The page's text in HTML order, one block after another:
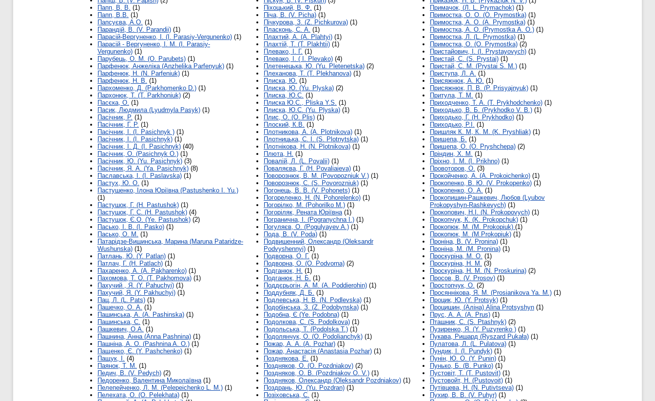
Папп, В. В. (1)
Папп, В.В. (1)
Папсуєва, А.О. (1)
Парандій, В. (V. Parandii) (1)
Парасій-Вергуненко, І. (I. Parasiy-Vergunenko) (1)
Парасій - Вергуненко, І. М. (I. Parasiy-
Vergunenko) (1)
Парубець, О. М. (O. Parubets) (1)
Парфенюк, Анжеліка (Anzhelika Parfenyuk) (1)
Парфенюк, Н. (N. Parfeniuk) (1)
Парфенюк, Н. В. (1)
Пархоменко, Д. (Parkhomenko D.) (1)
Пархонюк, Т. (T. Parkhoniuk) (2)
Пасєка, О. (1)
Пасик, Людмила (Lyudmyla Pasyk) (1)
Пасічник, P. (1)
Пасічник, Г. Р. (1)
Пасічник, І. (I. Pasichnyk ) (1)
Пасічник, І. (I. Pasichnyk) (1)
Пасічник, І. Д. (I. Pasichnyk) (40)
Пасічник, О. (Pasichnyk O.) (1)
Пасічник, Ю. (Yu. Pasichnyk) (3)
Пасічник, Я. А. (Ya. Pasichnyk) (8)
Паславська, І. (I. Paslavska) (1)
Пастух, Ю. О. (1)
Пастушенко, Ілона Юріївна (Pastushenko I. Yu.)
(1)
Пастушок, Г. (H. Pastushok) (1)
Пастушок, Г. С. (H. Pastushok) (4)
Пастушок, Є.О. (Ye. Pastushok) (2)
Пасько, І. В. (І. Pasko) (1)
Пасько, О. М. (1)
Патарідзе-Вишинська, Марина (Maruna Pataridze-
Wushunska) (1)
Патлань, Ю. (Y. Patlan) (1)
Патлач, Г. (H. Patlach) (1)
Пахаренко, А. (A. Pakharenko) (1)
Пахомова, Т. О. (T. Pakhomova) (1)
Пахучий , Я. (Y. Pahuchyi) (1)
Пахучий, Я. (Y. Pakhuchyi) (1)
Пац, Л. (L. Pats) (1)
Пашечко, О. А. (1)
Пашинська, А. (A. Pashinska) (1)
Пашинська, С. (1)
Пашкевич, О.А. (1)
Пашнина, Анна (Anna Pashnina) (1)
Пашніна, А. О. (Pashnina A. O.) (1)
Пащенко, Є. (Y. Pashchenko) (1)
Пащук, І. (4)
Паянок, Т. М. (1)
Педич, В. (V. Pedych) (2)
Педоренко, Валентина Миколаївна(1)
Пелепейченко, Л. M. (Pelepeichenko L. M.) (1)
Пелехата, О. (O. Pelekhata) (1)
Піхоцький, В. Ф. (1)
Піча, В. (V. Picha) (1)
Пічкурова, З. (Z. Pichkurova) (1)
Пласконь, С. А. (1)
Плахтий, A. (A. Plahtyi) (1)
Плахтій, Т. (T. Plakhtii) (1)
Плевако, І. Г. (1)
Плевако, І. ( І. Plevako) (4)
Плетенецька, Ю. (Yu. Pletenetska) (2)
Плеханова, T. (T. Plekhanova) (1)
Плиска, Ю. (1)
Плиска, Ю. (Yu. Plyska) (2)
Плиска, Ю.С. (1)
Плиска Ю.С., Pliska Y.S. (1)
Плиска, Ю.С. (Yu. Plyska) (1)
Плис, О. (O. Plis) (1)
Плоский, К.В. (1)
Плотникова, А. (A. Plotnikova) (1)
Плотницька, С. І. (S. Plotnytska) (1)
Плотнікова, Н. (N. Plotnikova) (1)
Плюта, Н. (1)
Повалій, Л. (L. Povalii) (1)
Поваляєва, Г. (H. Povaliaieva) (1)
Поворознюк, В. M. (Povopozniuk V.) (1)
Поворознюк, С. (S. Povorozniuk) (1)
Погонець, В. В. (V. Pohonets) (1)
Погореленко, Н. (N. Pohorelenko) (1)
Погорілко, М. (Pohorilko M.) (1)
Погоріляк, Рената Юріївна(1)
Погранична, І. (Pogranychna I.) (1)
Погуляєв, О. (Pogulyayev A.) (1)
Пода, В. (V. Poda) (1)
Подвишенний, Олександр (Oleksandr
Podvyshennyi) (1)
Подворна, О. Г. (1)
Подворна, О. (О. Podvorna) (2)
Подганюк, Н. (1)
Подганюк, Н. Б. (1)
Поддєрьогін, А. М. (А. Poddierohin) (1)
Поддубняк, Д. Б. (1)
Подлевська, Н. В. (N. Podlevska) (1)
Подобінська, З. (Z. Podobynska) (1)
Подобна, Є (Ye. Podobna) (1)
Подолкова, C. (S. Podolkova) (1)
Подольська, Т. (Podolska T.) (1)
Подолянчук, О. (O. Podolianchyk) (1)
Пожар, А. А. (A. Pozhar) (1)
Пожар, Анастасія (Anastasia Pozhar) (1)
Позднякова, Е. (1)
Поздняков, О. (O. Pozdniakov) (2)
Поздняков, О. В. (Pozdniakov O. V.) (1)
Поздняков, Олександр (Oleksandr Pozdniakov) (1)
Поздрань, Ю. (Yu. Pozdran) (1)
Позіховська, С. (1)
Примачок, (Л. L. Prymachok) (1)
Примостка, O. O. (O. Prymostka) (1)
Примостка, А. О. (A. Prymostka) (1)
Примостка, А. О. (Prymostka А. O.) (1)
Примостка, Л. (L. Prymostka) (1)
Примостка, О. (О. Prymostka) (2)
Пристайович, І. (I. Prystayovych) (1)
Пристай, С. (S. Prystai) (1)
Пристай, С. М. (Prystai S. M.) (1)
Приступа, Л. А. (1)
Присяжнюк, А. Ю. (1)
Присяжнюк, П. В. (P. Prisyajnyuk) (1)
Притула, Т. М. (1)
Приходченко, T. A. (T. Prykhodchenko) (1)
Приходько, В. Б. (Prykhodko V. B.) (1)
Приходько, Г. (H. Prykhodko) (1)
Приходько, Р.І. (1)
Пришляк К. М, К. М. (K. Pryshliak) (1)
Прищепа, Б. (1)
Прищепа, О. (O. Pryshchepa) (2)
Пріндин, Х. М. (1)
Пріхно, І. М. (I. Prikhno) (1)
Провоторов, О. (3)
Прокойченко, А. (А. Prokoichenko) (1)
Прокопенко, В. Ю. (V. Prokopenko) (1)
Прокопенко, О. А. (1)
Прокопишин-Рашкевич, Любов (Lyubov
Prokopyshyn-Rashkevych) (1)
Прокопович, Н.І. (N. Prokopovych) (1)
Прокопчук, К. (K. Prokopchuk) (1)
Прокопюк, М. (M. Prokopiuk) (1)
Прокопюк, М. (M.Prokopiuk) (1)
Проніна, В. (V. Pronina) (1)
Проніна, М. (M. Pronina) (1)
Проскуріна, М. О. (1)
Проскуріна, Н. М. (3)
Проскуріна, Н. М. (N. Proskurina) (2)
Просов, В. (V. Prosov) (1)
Простопчук, О. (2)
Просяннікова, Я. М. (Prosianikova Ya. M.) (1)
Процик, Ю. (Y. Protsyk) (1)
Процишин, (Аліна) Alina Protsyshyn (1)
Прус, А. А. (А. Prus) (1)
Пташник, С. (S. Ptashnyk) (2)
Пузиренко, Я. (Y. Puzyrenko ) (1)
Пукава, Ришард (Ryszard Pukała) (1)
Пулатова, Л. (L. Pulatova) (1)
Пундик, І. (I. Pundyk) (1)
Пунін, Ю. О. (Y. Punin) (1)
Пунько, Б. (B. Punko) (1)
Пустовіт, Т. (T. Pustovit) (1)
Пустовойт, Н. (Pustovoit) (1)
Путівцева, Н. (N. Putivtseva) (1)
Пухир, В. В. (V. Puhyr) (1)